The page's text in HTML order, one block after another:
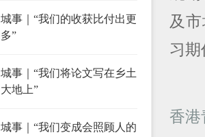
城事｜“我们的收获比付出更
多”
城事｜“我们将论文写在乡土
大地上”
城事｜“我们变成会照顾人的
及
习
香